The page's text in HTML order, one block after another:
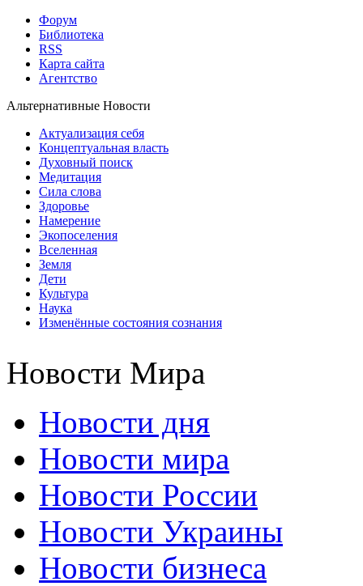
Форум
Библиотека
RSS
Карта сайта
Агентство
Альтернативные Новости
Актуализация себя
Концептуальная власть
Духовный поиск
Медитация
Сила слова
Здоровье
Намерение
Экопоселения
Вселенная
Земля
Дети
Культура
Наука
Изменённые состояния сознания
Новости Мира
Новости дня
Новости мира
Новости России
Новости Украины
Новости бизнеса